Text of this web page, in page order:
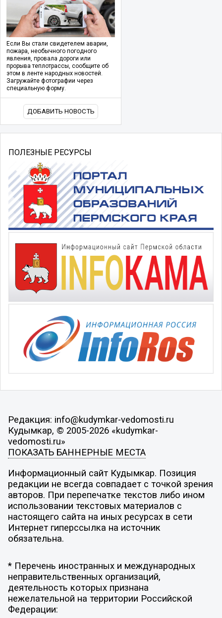
Если Вы стали свидетелем аварии,
пожара, необычного погодного
явления, провала дороги или
прорыва теплотрассы, сообщите об
этом в ленте народных новостей.
Загружайте фотографии через
специальную форму.
ДОБАВИТЬ НОВОСТЬ
ПОЛЕЗНЫЕ РЕСУРСЫ
Редакция: info@kudymkar-vedomosti.ru
Кудымкар, © 2005-2026 «kudymkar-
vedomosti.ru»
ПОКАЗАТЬ БАННЕРНЫЕ МЕСТА
Информационный сайт Кудымкар. Позиция
редакции не всегда совпадает с точкой зрения
авторов. При перепечатке текстов либо ином
использовании текстовых материалов с
настоящего сайта на иных ресурсах в сети
Интернет гиперссылка на источник
обязательна.
* Перечень иностранных и международных
неправительственных организаций,
деятельность которых признана
нежелательной на территории Российской
Федерации: